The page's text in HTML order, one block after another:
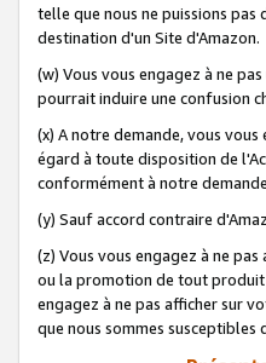
telle que nous ne puissions
destination d'un Site d'Amazon.
(w) Vous vous engagez à ne
pourrait induire une confusion
(x) A notre demande, vous
égard à toute disposition de
conformément à notre
(y) Sauf accord contraire
(z) Vous vous engagez à ne
ou la promotion de tout produit
engagez à ne pas afficher sur
que nous sommes